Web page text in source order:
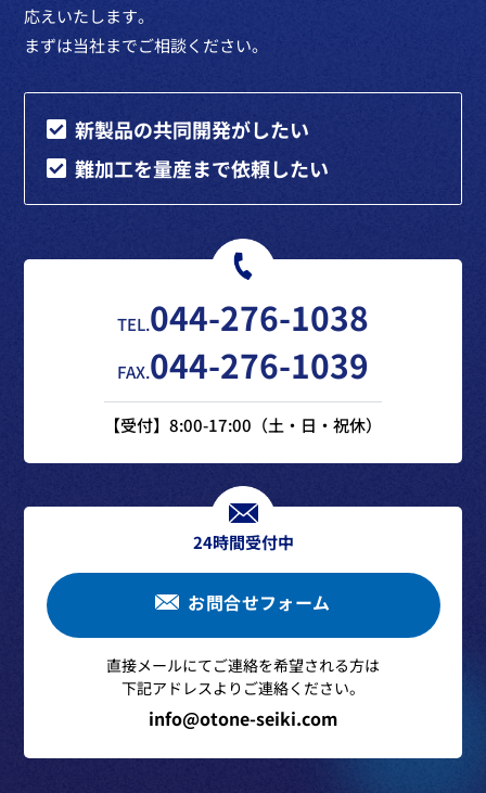
応えいたします。
まずは当社までご相談ください。
新製品の共同開発がしたい
難加工を量産まで依頼したい
TEL.044-276-1038
FAX.044-276-1039
【受付】8:00-17:00（土・日・祝休）
24時間受付中
お問合せフォーム
直接メールにてご連絡を希望される方は
下記アドレスよりご連絡ください。
info@otone-seiki.com